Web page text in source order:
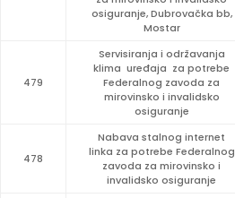
osiguranje, Dubrovačka bb,
Mostar
479
Servisiranja i održavanja
klima uređaja za potrebe
Federalnog zavoda za
mirovinsko i invalidsko
osiguranje
478
Nabava stalnog internet
linka za potrebe Federalnog
zavoda za mirovinsko i
invalidsko osiguranje